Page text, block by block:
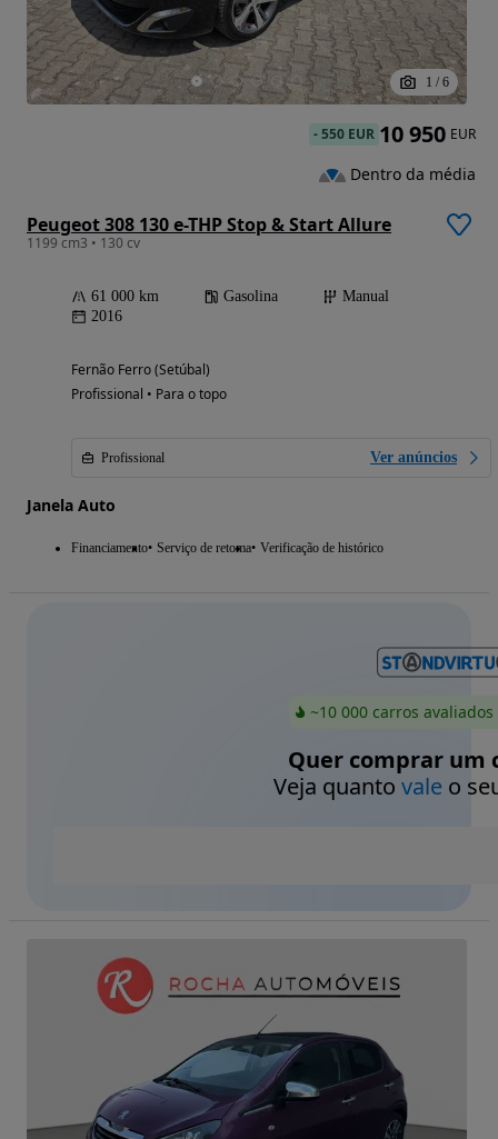
1 / 6
Peugeot 308 130 e-THP Stop & Start Allure
1199 cm3 • 130 cv
61 000 km Gasolina
Manual
2016
Fernão Ferro (Setúbal)
Profissional • Para o topo
Profissional Ver anúncios
Janela Auto
Financiamento Serviço de retoma Verificação de histórico
-550 EUR 10 950 EUR
Dentro da média
~10 000 carros
Quer comprar um
Veja quanto valeo